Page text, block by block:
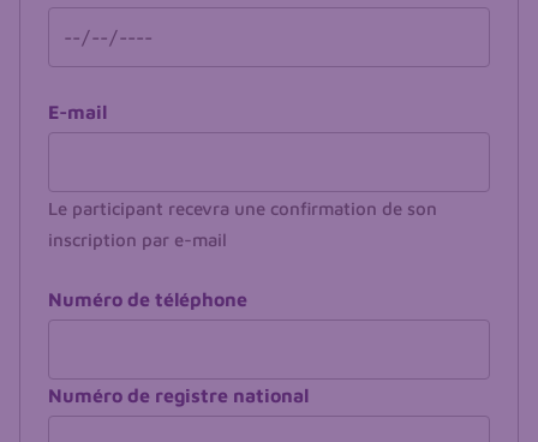
E-mail
Le participant recevra une confirmation de son
inscription par e-mail
Numéro de téléphone
Numéro de registre national